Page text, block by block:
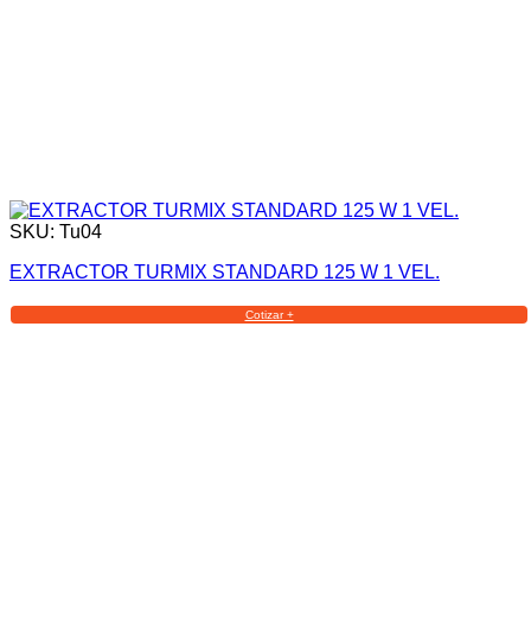
SKU: Tu04
EXTRACTOR TURMIX STANDARD 125 W 1 VEL.
Cotizar +